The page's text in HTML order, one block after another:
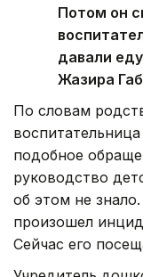
Потом он
давали
Жазира
По словам
подобное
руководство
об этом не
произошел
Сейчас его